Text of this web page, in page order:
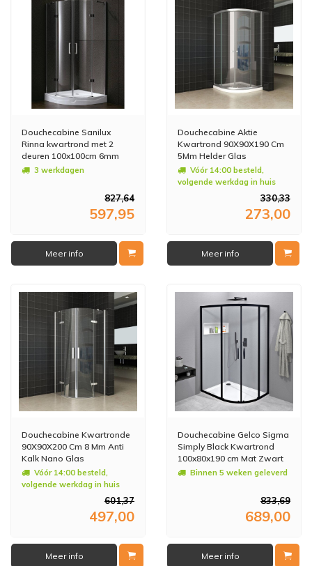
Douchecabine Sanilux
Rinna kwartrond met 2
deuren 100x100cm 6mm
3 werkdagen
827,64
597,95
Meer info
Douchecabine Aktie
Kwartrond 90X90X190 Cm
5Mm Helder Glas
Vóór 14:00 besteld,
volgende werkdag in huis
330,33
273,00
Meer info
Douchecabine Kwartronde
90X90X200 Cm 8 Mm Anti
Kalk Nano Glas
Vóór 14:00 besteld,
volgende werkdag in huis
601,37
497,00
Meer info
Douchecabine Gelco Sigma
Simply Black Kwartrond
100x80x190 cm Mat Zwart
Binnen 5 weken geleverd
833,69
689,00
Meer info